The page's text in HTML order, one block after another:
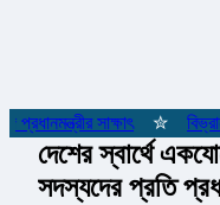
সাক্ষাৎ
দেশের স্বার্থে
সদস্যদের প্রতি